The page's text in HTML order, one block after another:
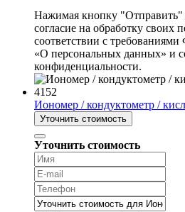
Нажимая кнопку "Отправить"
согласие на обработку своих
соответствии с
«О персональных данных» и
конфиденциальности.
Иономер / кондуктометр /
Уточнить стоимость
Уточнить стоимость